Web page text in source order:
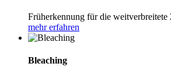
Früherkennung für die weitverbreitete
mehr erfahren
Bleaching